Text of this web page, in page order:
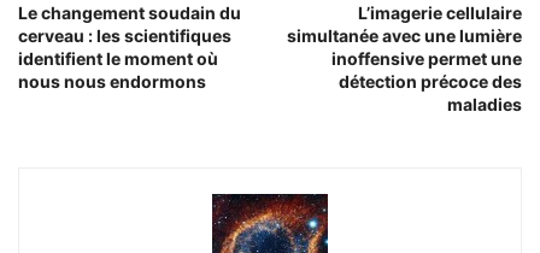
Le changement soudain du
cerveau : les scientifiques
identifient le moment où
nous nous endormons
L’imagerie cellulaire
simultanée avec une lumière
inoffensive permet une
détection précoce des
maladies